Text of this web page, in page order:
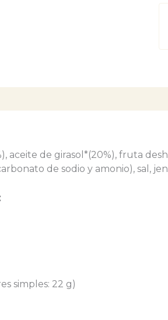
aceite de girasol*(20%), fruta
de sodio y amonio), sal,
simples: 22 g)